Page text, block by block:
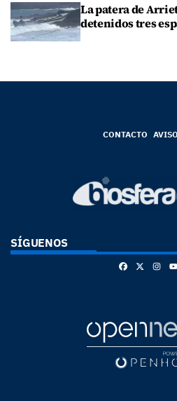
La patera de
detenidos tres
CONTACTO
SÍGUENOS
Facebook